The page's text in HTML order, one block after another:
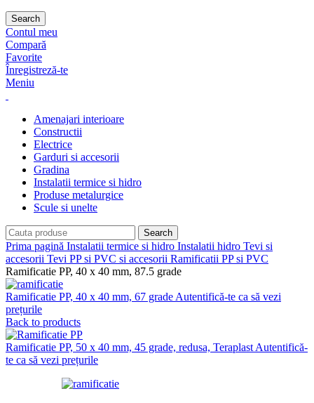
Search
Contul meu
Compară
Favorite
Înregistreză-te
Meniu
Amenajari interioare
Constructii
Electrice
Garduri si accesorii
Gradina
Instalatii termice si hidro
Produse metalurgice
Scule si unelte
Search
Prima pagină Instalatii termice si hidro Instalatii hidro Tevi si
accesorii Tevi PP si PVC si accesorii Ramificatii PP si PVC
Ramificatie PP, 40 x 40 mm, 87.5 grade
Ramificatie PP, 40 x 40 mm, 67 grade Autentifică-te ca să vezi
prețurile
Back to products
Ramificatie PP, 50 x 40 mm, 45 grade, redusa, Teraplast Autentifică-
te ca să vezi prețurile